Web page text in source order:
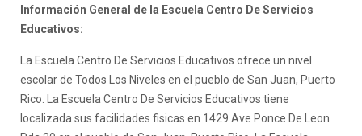
Información General de la Escuela Centro De Servicios
Educativos:
La Escuela Centro De Servicios Educativos ofrece un nivel
escolar de Todos Los Niveles en el pueblo de San Juan, Puerto
Rico. La Escuela Centro De Servicios Educativos tiene
localizada sus facilidades fisicas en 1429 Ave Ponce De Leon